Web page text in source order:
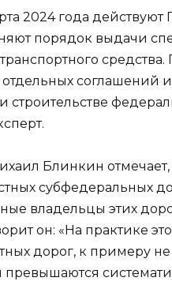
2024 года
порядок выдачи
средства.
соглашений
Блинкин
субфедеральных
владельцы этих
он: «На практике
дорог, к примеру не